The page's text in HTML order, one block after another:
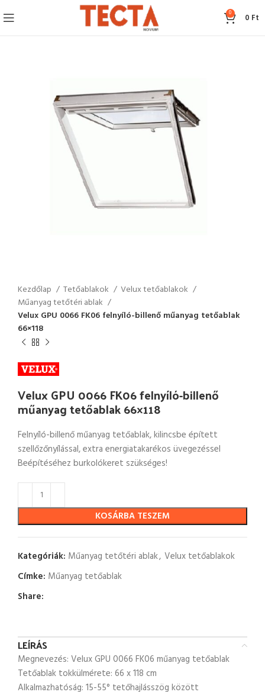
0 0 Ft
Kezdőlap Tetőablakok
Velux tetőablakok
Műanyag tetőtéri ablak
Velux GPU 0066 FK06 felnyíló-billenő műanyag tetőablak
66×118
Velux GPU 0066 FK06 felnyíló-billenő
műanyag tetőablak 66×118
Felnyíló-billenő műanyag tetőablak, kilincsbe épített
szellőzőnyílással, extra energiatakarékos üvegezéssel
Beépítéséhez burkolókeret szükséges!
KOSÁRBA TESZEM
Kategóriák: Műanyag tetőtéri ablak, Velux tetőablakok
Címke: Műanyag tetőablak
Share:
LEÍRÁS
Megnevezés: Velux GPU 0066 FK06 műanyag tetőablak
Tetőablak tokkülmérete: 66 x 118 cm
Alkalmazhatóság: 15-55° tetőhajlásszög között